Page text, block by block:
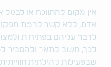
אין מקום להתווכח או לבטל
אדם, ללא קשר לרמת
לדבר עליהם בפתיחות
לכך, חשוב לתאר ולהסביר
שבפעילות קהילתית